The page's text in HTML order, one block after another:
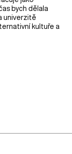
bych dělala
univerzitě
kultuře a